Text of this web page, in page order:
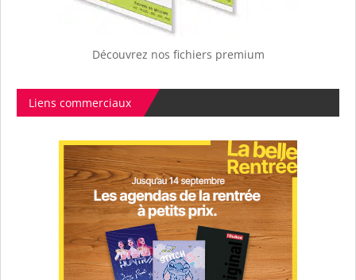
Découvrez nos fichiers premium
Liens commerciaux